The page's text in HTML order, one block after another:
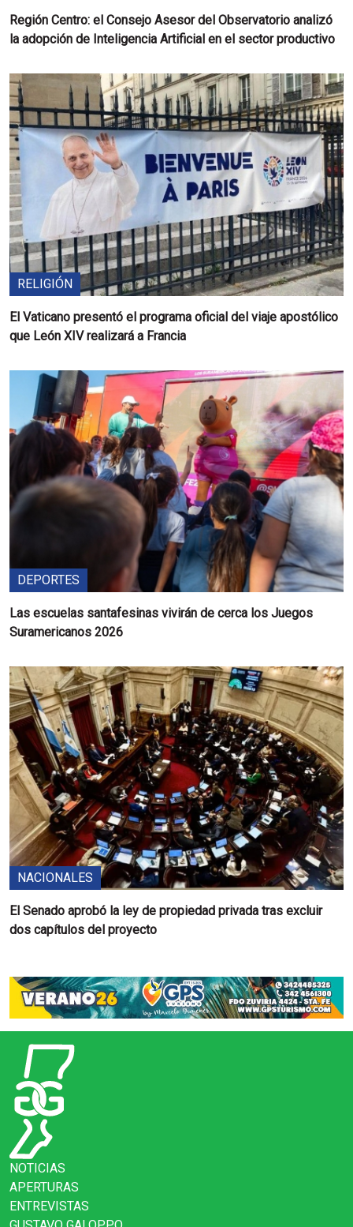
Región Centro: el Consejo Asesor del Observatorio analizó
la adopción de Inteligencia Artificial en el sector productivo
RELIGIÓN
El Vaticano presentó el programa oficial del viaje apostólico
que León XIV realizará a Francia
DEPORTES
Las escuelas santafesinas vivirán de cerca los Juegos
Suramericanos 2026
NACIONALES
El Senado aprobó la ley de propiedad privada tras excluir
dos capítulos del proyecto
NOTICIAS
APERTURAS
ENTREVISTAS